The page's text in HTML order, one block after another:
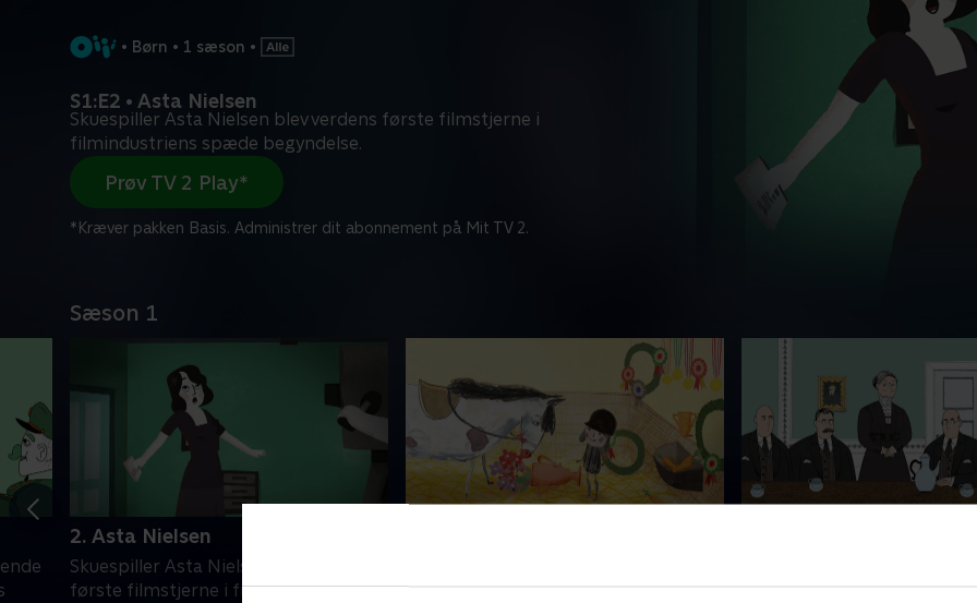
• Børn • 1 sæson •
S1:E2 • Asta Nielsen
Skuespiller Asta Nielsen blev verdens første filmstjerne i
filmindustriens spæde begyndelse.
Prøv TV 2 Play*
*Kræver pakken Basis. Administrer dit abonnement på Mit TV 2.
Sæson 1
2. Asta Nielsen
Skuespiller Asta Nielsen blev verdens
første filmstjerne i filmindustriens
Danmarks første kvindelige OL-rytter,